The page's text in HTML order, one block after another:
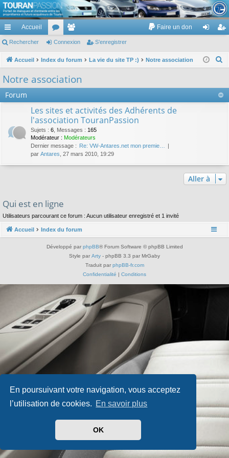
En poursuivant votre navigation, vous acceptez
l’utilisation de cookies. En savoir plus
OK
TouranPassion
Le forum des propriétaires ou futurs acquéreurs du Volkswagen Touran
cc
ès
pi
de
Accueil
or
u
s
e
m
es
Faire un don
ne
on
nr
ist
re
Rechercher Connexion S’enregistrer
Accueil Index du forum La vie du site TP :) Notre association
Notre association
Forum
Les sites et activités des Adhérents de
l'association TouranPassion
Sujets : 6 Messages : 165
Modérateur : Modérateurs
Dernier message : Re: VW-Antares.net mon premie…
par Antares , 27 mars 2010, 19:29
Aller à
Qui est en ligne
Utilisateurs parcourant ce forum : Aucun utilisateur enregistré et 1 invité
Accueil Index du forum
Développé par phpBB® Forum Software © phpBB Limited
Style par Arty - phpBB 3.3 par MrGaby
Traduit par phpBB-fr.com
Confidentialité | Conditions